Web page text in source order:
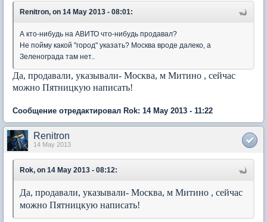
Renitron, on 14 May 2013 - 08:01:
А кто-нибудь на АВИТО что-нибудь продавал?
Не пойму какой "город" указать? Москва вроде далеко, а
Зеленограда там нет..
Да, продавали, указывали- Москва, м Митино , сейчас
можно Пятницкую написать!
Сообщение отредактировал Rok: 14 May 2013 - 11:22
Renitron
14 May 2013
Rok, on 14 May 2013 - 08:12:
Да, продавали, указывали- Москва, м Митино , сейчас
можно Пятницкую написать!